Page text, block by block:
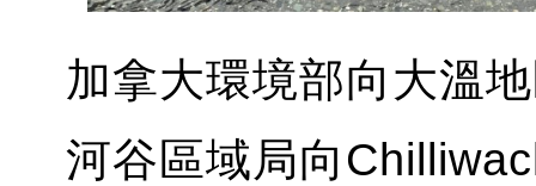
加拿大環境部向大溫
河谷區域局向